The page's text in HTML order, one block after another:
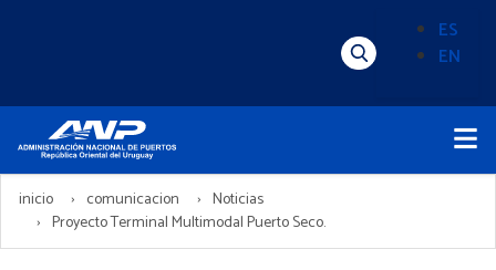
idioma
(Content)
ES
EN
Menú
Principal
inicio comunicacion
Noticias
Proyecto Terminal Multimodal Puerto Seco.